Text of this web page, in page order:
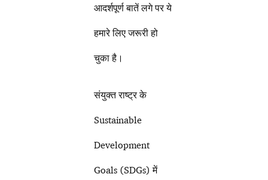
आदर्शपूर्ण बातें लगे पर ये
हमारे लिए जरूरी हो
चुका है।
संयुक्त राष्ट्र के
Sustainable
Development
Goals (SDGs) में